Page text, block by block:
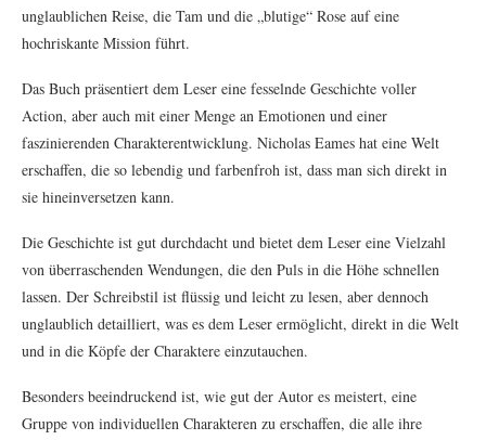
unglaublichen Reise, die Tam und die „blutige“ Rose auf eine
hochriskante Mission führt.
Das Buch präsentiert dem Leser eine fesselnde Geschichte voller
Action, aber auch mit einer Menge an Emotionen und einer
faszinierenden Charakterentwicklung. Nicholas Eames hat eine Welt
erschaffen, die so lebendig und farbenfroh ist, dass man sich direkt in
sie hineinversetzen kann.
Die Geschichte ist gut durchdacht und bietet dem Leser eine Vielzahl
von überraschenden Wendungen, die den Puls in die Höhe schnellen
lassen. Der Schreibstil ist flüssig und leicht zu lesen, aber dennoch
unglaublich detailliert, was es dem Leser ermöglicht, direkt in die Welt
und in die Köpfe der Charaktere einzutauchen.
Besonders beeindruckend ist, wie gut der Autor es meistert, eine
Gruppe von individuellen Charakteren zu erschaffen, die alle ihre